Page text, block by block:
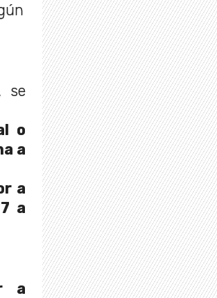
se
o
a
a
a
a